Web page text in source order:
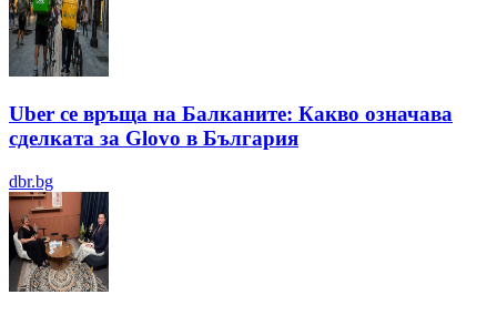
Uber се връща на Балканите: Какво означава
сделката за Glovo в България
dbr.bg